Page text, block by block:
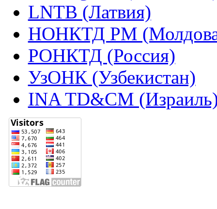
LNTB (Латвия)
НОНКТД РМ
РОНКТД (Россия)
УзОНК (Узбекистан)
INA TD&CM